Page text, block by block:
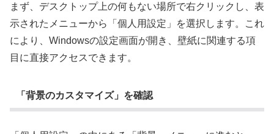
まず、デスクトップ上の何もない場所で右クリックし、表
示されたメニューから「個人用設定」を選択します。これ
により、Windowsの設定画面が開き、壁紙に関連する項
目に直接アクセスできます。
「背景のカスタマイズ」を確認